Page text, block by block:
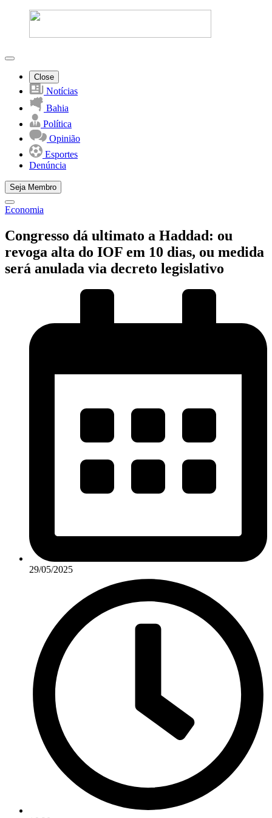
Close
Notícias
Bahia
Política
Opinião
Esportes
Denúncia
Seja Membro
Economia
Congresso dá ultimato a Haddad: ou
revoga alta do IOF em 10 dias, ou medida
será anulada via decreto legislativo
29/05/2025